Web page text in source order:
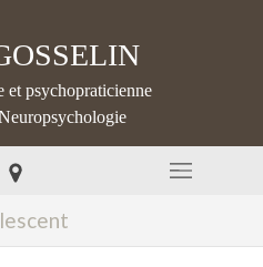
et psychopraticienne